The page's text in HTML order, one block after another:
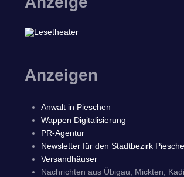
Anzeigen
Anwalt in Pieschen
Wappen Digitalisierung
PR-Agentur
Newsletter für den Stadtbezirk
Versandhäuser
Nachrichten aus Übigau, Mickten,